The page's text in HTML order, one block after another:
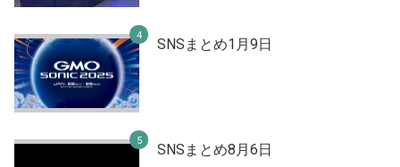
SNSまとめ1月9日
SNSまとめ8月6日